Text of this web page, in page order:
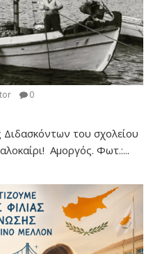
0
του σχολείου
Αμοργός. Φωτ.:...